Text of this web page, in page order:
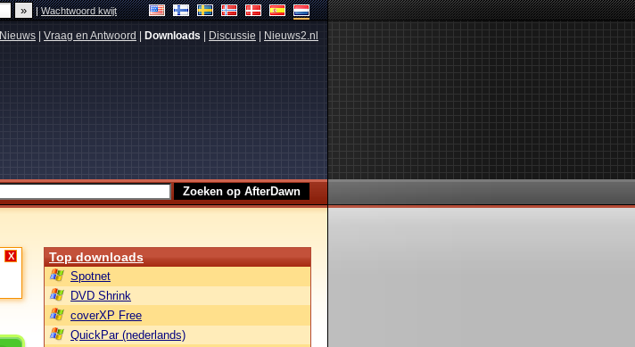
|Wachtwoord kwijt
Nieuws Vraag en Antwoord Downloads Discussie Nieuws2.nl
X Top downloads
Spotnet
DVD Shrink
coverXP Free
QuickPar (nederlands)